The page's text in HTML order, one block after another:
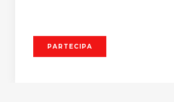
PARTECIPA